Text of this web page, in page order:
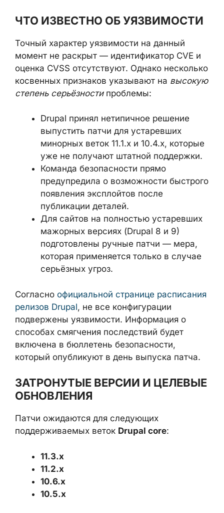
ЧТО ИЗВЕСТНО ОБ УЯЗВИМОСТИ
Точный характер уязвимости на данный
момент не раскрыт — идентификатор CVE и
оценка CVSS отсутствуют. Однако несколько
косвенных признаков указывают на высокую
степень серьёзностипроблемы:
Drupal принял нетипичное решение
выпустить патчи для устаревших
минорных веток 11.1.x и 10.4.x, которые
уже не получают штатной поддержки.
Команда безопасности прямо
предупредила о возможности быстрого
появления эксплойтов после
публикации деталей.
Для сайтов на полностью устаревших
мажорных версиях (Drupal 8 и 9)
подготовлены ручные патчи — мера,
которая применяется только в случае
серьёзных угроз.
Согласно официальной странице расписания
релизов Drupal, не все конфигурации
подвержены уязвимости. Информация о
способах смягчения последствий будет
включена в бюллетень безопасности,
который опубликуют в день выпуска патча.
ЗАТРОНУТЫЕ ВЕРСИИ И ЦЕЛЕВЫЕ
ОБНОВЛЕНИЯ
Патчи ожидаются для следующих
поддерживаемых веток Drupal core:
11.3.x
11.2.x
10.6.x
10.5.x